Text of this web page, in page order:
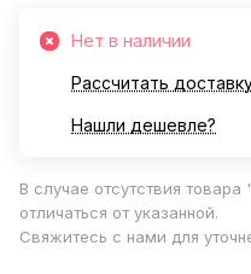
Нет в наличии
Рассчитать
Нашли дешевле?
В случае отсутствия
отличаться от указанной.
Свяжитесь с нами для